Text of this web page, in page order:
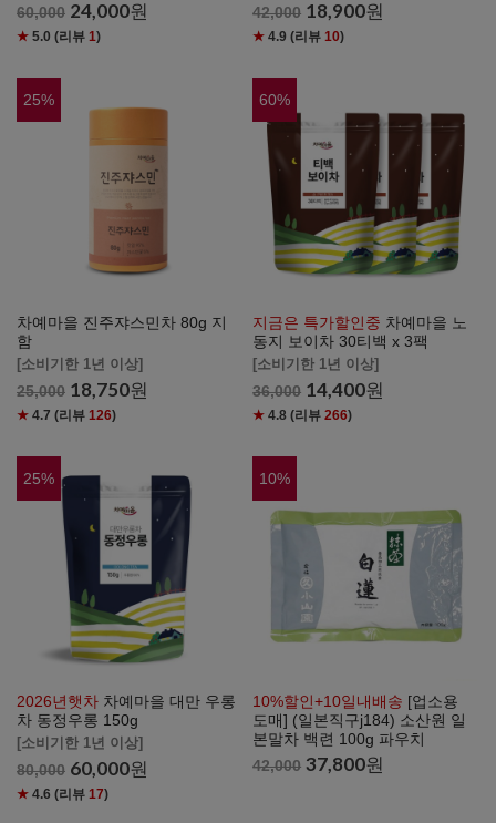
60,000 24,000원
★ 5.0 (리뷰 1)
42,000 18,900원
★ 4.9 (리뷰10)
25%
차예마을 진주쟈스민차 80g 지
함
[소비기한 1년 이상]
25,000 18,750원
★ 4.7 (리뷰 126)
60%
지금은 특가할인중 차예마을 노
동지 보이차 30티백 x 3팩
[소비기한 1년 이상]
36,000 14,400원
★ 4.8 (리뷰266)
25%
2026년햇차 차예마을 대만 우롱
차 동정우롱 150g
[소비기한 1년 이상]
80,000 60,000원
★ 4.6 (리뷰 17)
10%
10%할인+10일내배송 [업소용
도매] (일본직구j184) 소산원 일
본말차 백련 100g 파우치
42,000 37,800원